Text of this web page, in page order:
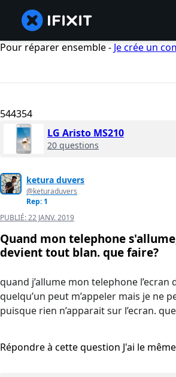
Pour réparer ensemble - Je crée un
544354
LG Aristo MS210
20 questions
ketura duvers
@keturaduvers
Rep: 1
PUBLIÉ:22 JANV. 2019
Quand mon telephone
devient tout blan. que faire?
quand j’allume mon telephone
quelqu’un peut m’appeler mais je ne
puisque rien n’apparait sur l’ecran.
Répondre à cette question J'ai le